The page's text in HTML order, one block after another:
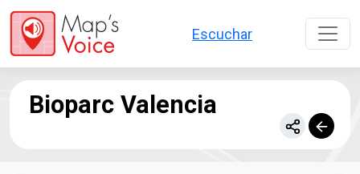
Pasar al contenido principal
Escuchar
Bioparc Valencia